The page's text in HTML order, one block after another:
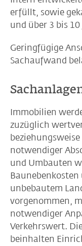
erfüllt, sowie
und über 3 bis
Geringfügige
Sachaufwand
Immobilien
zuzüglich
notwendiger
und Umbauten
Baunebenkosten
unbebautem
vorgenommen,
notwendiger
Verkehrswert.
beinhalten